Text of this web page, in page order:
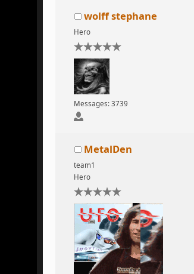
wolff stephane
Hero
Messages: 3739
MetalDen
team1
Hero